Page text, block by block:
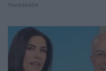
ΤΗΛΕΘΕΑΣΗ